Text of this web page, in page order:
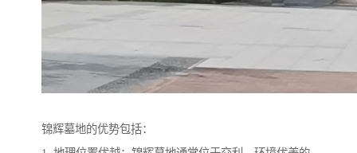
锦辉墓地的优势包括：